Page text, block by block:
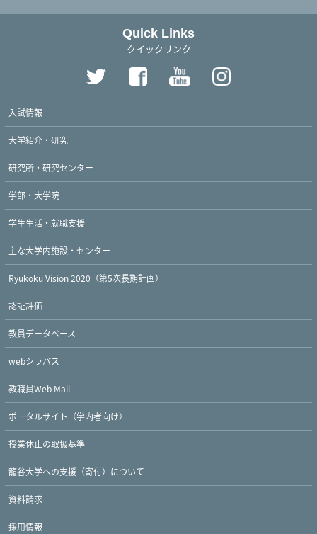
Quick Links
クイックリンク
入試情報
大学紹介・研究
研究所・研究センター
学部・大学院
学生生活・就職支援
主な大学内施設・センター
Ryukoku Vision 2020（第5次長期計画）
認証評価
教員データベース
webシラバス
教職員Web Mail
ポータルサイト（学内者向け）
授業休止の取扱基準
龍谷大学への支援（寄付）について
資料請求
採用情報